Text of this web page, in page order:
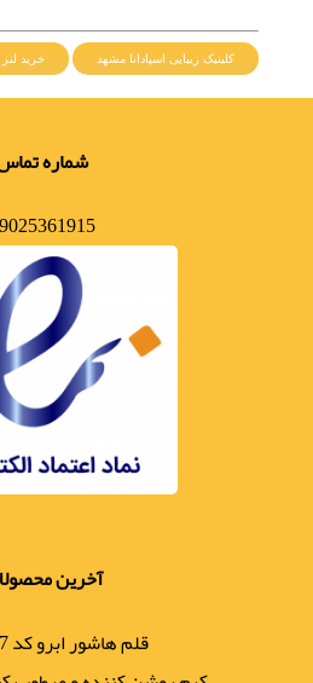
کلینیک زیبایی اسپادانا مشهد خرید
شماره
آخرین
قلم هاشور ابرو کد 317 لدورا